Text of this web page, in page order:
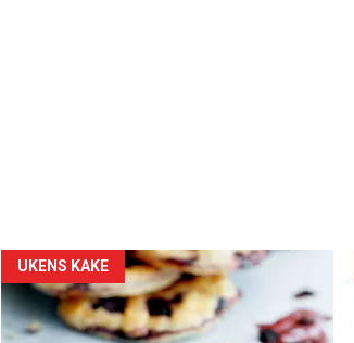
Forsiden
akkurat
UKENS KAKE